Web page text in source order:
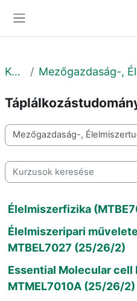
Kurzusok
Kurzuskategóriák
Kurzusok keresése
Élelmiszerfizika
Élelmiszeripari
MTBEL7027 (25/26/2)
Essential Molecular cell
MTMEL7010A (25/26/2)